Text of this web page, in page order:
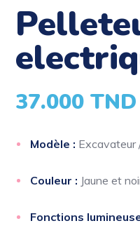
pelleteuse
37.000TND
Modèle : Excavateur
Couleur : Jaune et
Fonctions